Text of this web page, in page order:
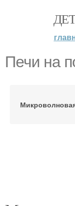
Печи на